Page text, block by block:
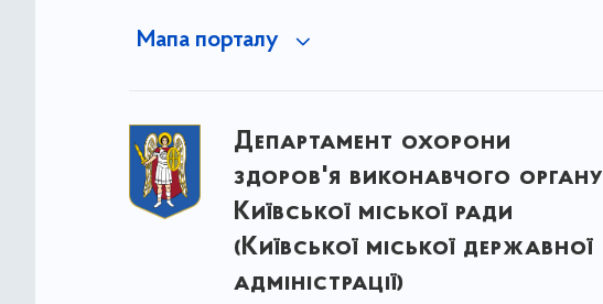
Мапа порталу
Департамент охорони
здоров'я виконавчого органу
Київської міської ради
(Київської міської державної
адміністрації)